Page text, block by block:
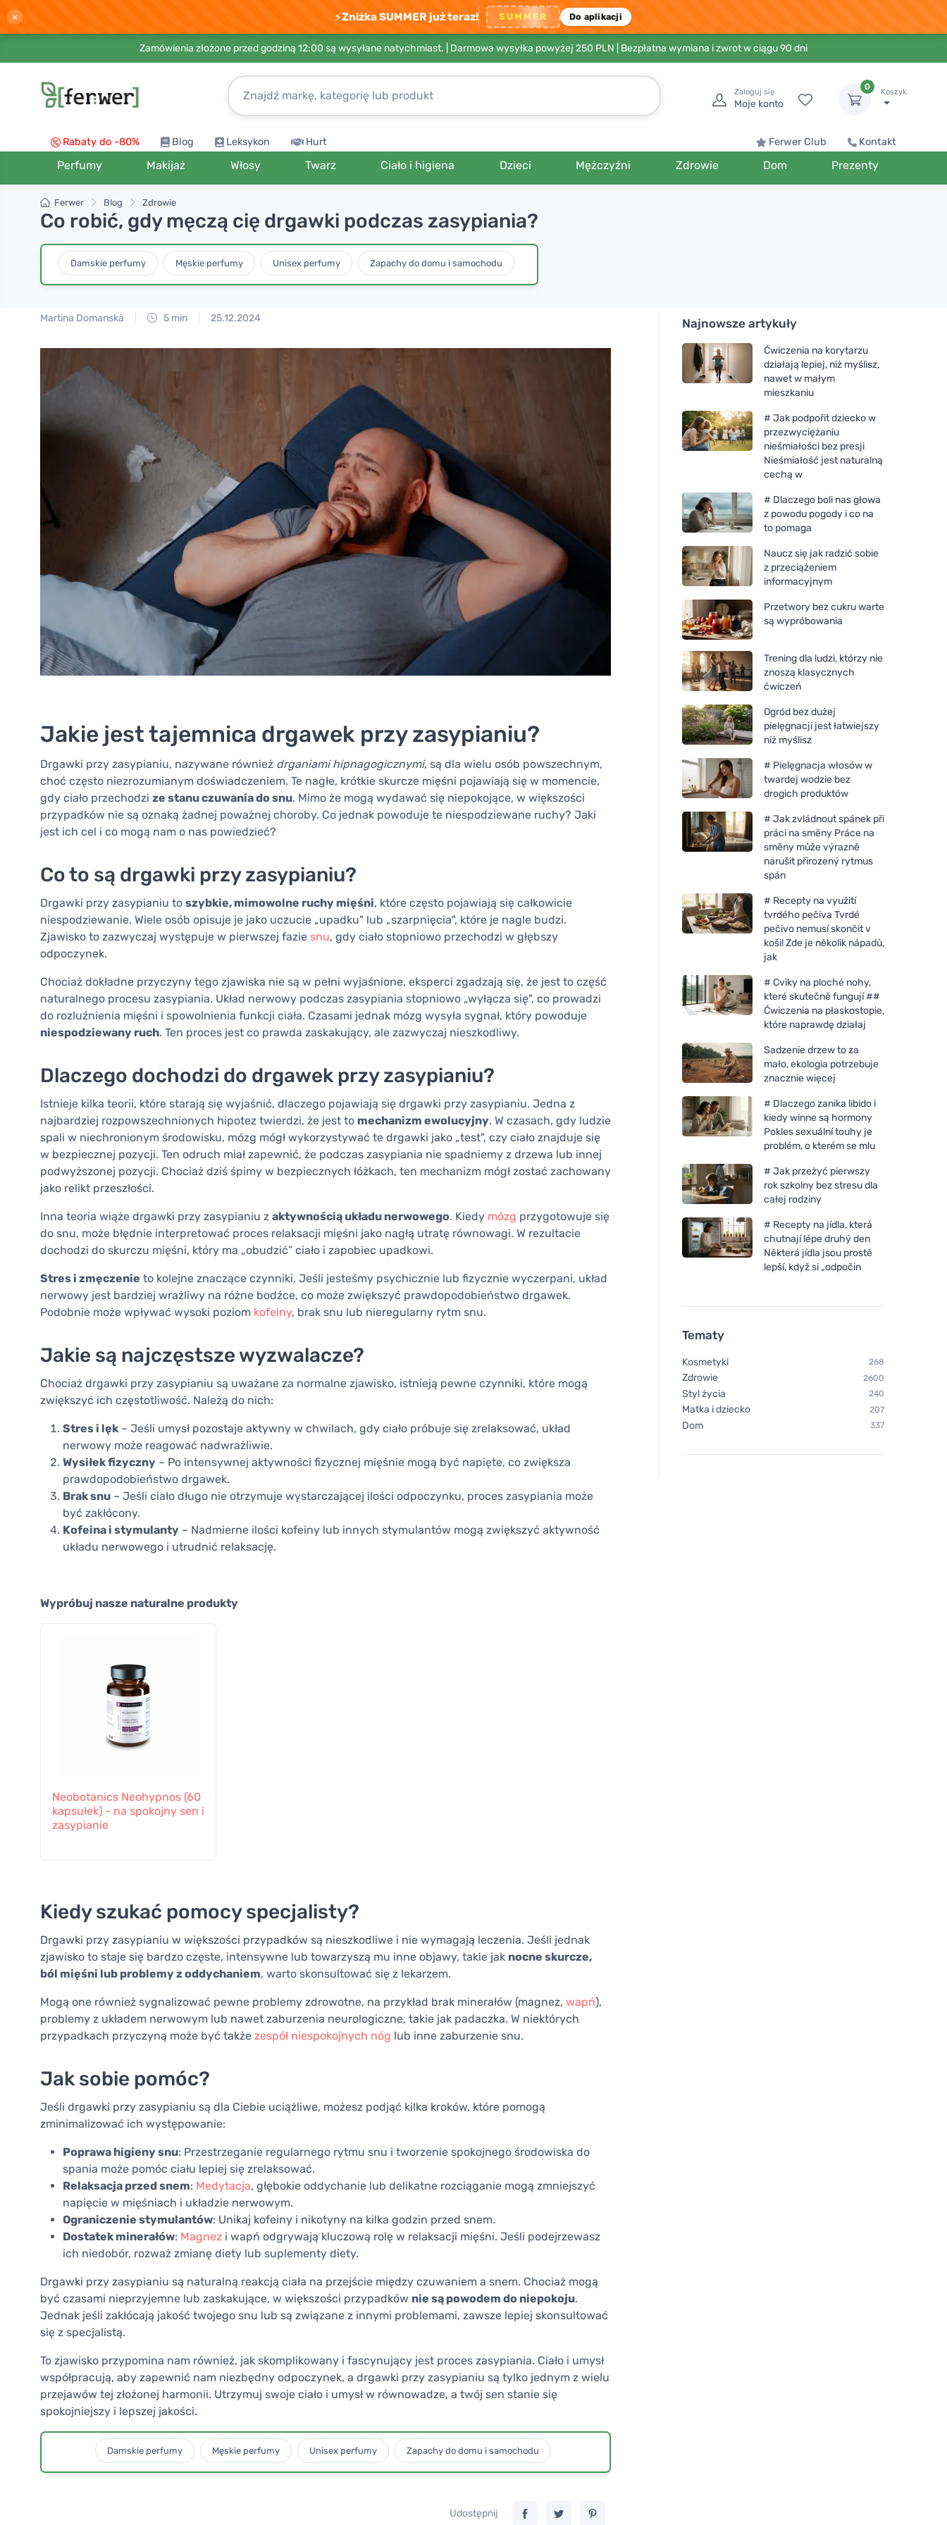
× ⚡Zniżka SUMMER już teraz! SUMMER Do aplikacji
Zamówienia złożone przed godziną 12:00 są wysyłane natychmiast. | Darmowa wysyłka powyżej 250 PLN | Bezpłatna wymiana i zwrot w ciągu 90 dni
Zaloguj się
Moje konto
0
Koszyk
Rabaty do -80% Blog Leksykon Hurt Ferwer Club Kontakt
Perfumy Makijaż Włosy Twarz Ciało i higiena Dzieci Mężczyźni Zdrowie Dom Prezenty
Ferwer Blog Zdrowie
Co robić, gdy męczą cię drgawki podczas zasypiania?
Damskie perfumy Męskie perfumy Unisex perfumy Zapachy do domu i samochodu
Martina Domanská 5 min 25.12.2024
Jakie jest tajemnica drgawek przy zasypianiu?
Drgawki przy zasypianiu, nazywane również drganiami hipnagogicznymi, są dla wielu osób powszechnym,
choć często niezrozumianym doświadczeniem. Te nagłe, krótkie skurcze mięśni pojawiają się w momencie,
gdy ciało przechodzi ze stanu czuwania do snu. Mimo że mogą wydawać się niepokojące, w większości
przypadków nie są oznaką żadnej poważnej choroby. Co jednak powoduje te niespodziewane ruchy? Jaki
jest ich cel i co mogą nam o nas powiedzieć?
Co to są drgawki przy zasypianiu?
Drgawki przy zasypianiu to szybkie, mimowolne ruchy mięśni, które często pojawiają się całkowicie
niespodziewanie. Wiele osób opisuje je jako uczucie „upadku" lub „szarpnięcia", które je nagle budzi.
Zjawisko to zazwyczaj występuje w pierwszej fazie snu, gdy ciało stopniowo przechodzi w głębszy
odpoczynek.
Chociaż dokładne przyczyny tego zjawiska nie są w pełni wyjaśnione, eksperci zgadzają się, że jest to część
naturalnego procesu zasypiania. Układ nerwowy podczas zasypiania stopniowo „wyłącza się", co prowadzi
do rozluźnienia mięśni i spowolnienia funkcji ciała. Czasami jednak mózg wysyła sygnał, który powoduje
niespodziewany ruch. Ten proces jest co prawda zaskakujący, ale zazwyczaj nieszkodliwy.
Dlaczego dochodzi do drgawek przy zasypianiu?
Istnieje kilka teorii, które starają się wyjaśnić, dlaczego pojawiają się drgawki przy zasypianiu. Jedna z
najbardziej rozpowszechnionych hipotez twierdzi, że jest to mechanizm ewolucyjny. W czasach, gdy ludzie
spali w niechronionym środowisku, mózg mógł wykorzystywać te drgawki jako „test", czy ciało znajduje się
w bezpiecznej pozycji. Ten odruch miał zapewnić, że podczas zasypiania nie spadniemy z drzewa lub innej
podwyższonej pozycji. Chociaż dziś śpimy w bezpiecznych łóżkach, ten mechanizm mógł zostać zachowany
jako relikt przeszłości.
Inna teoria wiąże drgawki przy zasypianiu z aktywnością układu nerwowego. Kiedy mózg przygotowuje się
do snu, może błędnie interpretować proces relaksacji mięśni jako nagłą utratę równowagi. W rezultacie
dochodzi do skurczu mięśni, który ma „obudzić” ciało i zapobiec upadkowi.
Stres i zmęczenie to kolejne znaczące czynniki. Jeśli jesteśmy psychicznie lub fizycznie wyczerpani, układ
nerwowy jest bardziej wrażliwy na różne bodźce, co może zwiększyć prawdopodobieństwo drgawek.
Podobnie może wpływać wysoki poziom kofeiny, brak snu lub nieregularny rytm snu.
Jakie są najczęstsze wyzwalacze?
Chociaż drgawki przy zasypianiu są uważane za normalne zjawisko, istnieją pewne czynniki, które mogą
zwiększyć ich częstotliwość. Należą do nich:
Stres i lęk – Jeśli umysł pozostaje aktywny w chwilach, gdy ciało próbuje się zrelaksować, układ
nerwowy może reagować nadwrażliwie.
Wysiłek fizyczny – Po intensywnej aktywności fizycznej mięśnie mogą być napięte, co zwiększa
prawdopodobieństwo drgawek.
Brak snu – Jeśli ciało długo nie otrzymuje wystarczającej ilości odpoczynku, proces zasypiania może
być zakłócony.
Kofeina i stymulanty – Nadmierne ilości kofeiny lub innych stymulantów mogą zwiększyć aktywność
układu nerwowego i utrudnić relaksację.
Wypróbuj nasze naturalne produkty
Neobotanics Neohypnos (60
kapsułek) - na spokojny sen i
zasypianie
Kiedy szukać pomocy specjalisty?
Drgawki przy zasypianiu w większości przypadków są nieszkodliwe i nie wymagają leczenia. Jeśli jednak
zjawisko to staje się bardzo częste, intensywne lub towarzyszą mu inne objawy, takie jak nocne skurcze,
ból mięśni lub problemy z oddychaniem, warto skonsultować się z lekarzem.
Mogą one również sygnalizować pewne problemy zdrowotne, na przykład brak minerałów (magnez, wapń),
problemy z układem nerwowym lub nawet zaburzenia neurologiczne, takie jak padaczka. W niektórych
przypadkach przyczyną może być także zespół niespokojnych nóg lub inne zaburzenie snu.
Jak sobie pomóc?
Jeśli drgawki przy zasypianiu są dla Ciebie uciążliwe, możesz podjąć kilka kroków, które pomogą
zminimalizować ich występowanie:
Poprawa higieny snu: Przestrzeganie regularnego rytmu snu i tworzenie spokojnego środowiska do
spania może pomóc ciału lepiej się zrelaksować.
Relaksacja przed snem: Medytacja, głębokie oddychanie lub delikatne rozciąganie mogą zmniejszyć
napięcie w mięśniach i układzie nerwowym.
Ograniczenie stymulantów: Unikaj kofeiny i nikotyny na kilka godzin przed snem.
Dostatek minerałów: Magnez i wapń odgrywają kluczową rolę w relaksacji mięśni. Jeśli podejrzewasz
ich niedobór, rozważ zmianę diety lub suplementy diety.
Drgawki przy zasypianiu są naturalną reakcją ciała na przejście między czuwaniem a snem. Chociaż mogą
być czasami nieprzyjemne lub zaskakujące, w większości przypadków nie są powodem do niepokoju.
Jednak jeśli zakłócają jakość twojego snu lub są związane z innymi problemami, zawsze lepiej skonsultować
się z specjalistą.
To zjawisko przypomina nam również, jak skomplikowany i fascynujący jest proces zasypiania. Ciało i umysł
współpracują, aby zapewnić nam niezbędny odpoczynek, a drgawki przy zasypianiu są tylko jednym z wielu
przejawów tej złożonej harmonii. Utrzymuj swoje ciało i umysł w równowadze, a twój sen stanie się
spokojniejszy i lepszej jakości.
Damskie perfumy Męskie perfumy Unisex perfumy Zapachy do domu i samochodu
Udostępnij
Najnowsze artykuły
Ćwiczenia na korytarzu
działają lepiej, niż myślisz,
nawet w małym
mieszkaniu
# Jak podpořit dziecko w
przezwyciężaniu
nieśmiałości bez presji
Nieśmiałość jest naturalną
cechą w
# Dlaczego boli nas głowa
z powodu pogody i co na
to pomaga
Naucz się jak radzić sobie
z przeciążeniem
informacyjnym
Przetwory bez cukru warte
są wypróbowania
Trening dla ludzi, którzy nie
znoszą klasycznych
ćwiczeń
Ogród bez dużej
pielęgnacji jest łatwiejszy
niż myślisz
# Pielęgnacja włosów w
twardej wodzie bez
drogich produktów
# Jak zvládnout spánek při
práci na směny Práce na
směny může výrazně
narušit přirozený rytmus
spán
# Recepty na využití
tvrdého pečiva Tvrdé
pečivo nemusí skončit v
koši! Zde je několik nápadů,
jak
# Cviky na ploché nohy,
které skutečně fungují ##
Ćwiczenia na płaskostopie,
które naprawdę działaj
Sadzenie drzew to za
mało, ekologia potrzebuje
znacznie więcej
# Dlaczego zanika libido i
kiedy winne są hormony
Pokles sexuální touhy je
problém, o kterém se mlu
# Jak przeżyć pierwszy
rok szkolny bez stresu dla
całej rodziny
# Recepty na jídla, která
chutnají lépe druhý den
Některá jídla jsou prostě
lepší, když si „odpočin
Tematy
Kosmetyki 268
Zdrowie 2600
Styl życia 240
Matka i dziecko 207
Dom 337